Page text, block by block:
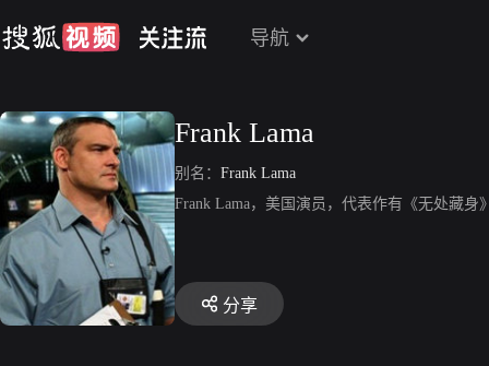
导航
Frank Lama
别名： Frank Lama
Frank Lama，美国演员，代表作有《无处藏身
分享